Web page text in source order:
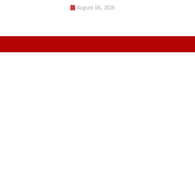
August 06, 2026